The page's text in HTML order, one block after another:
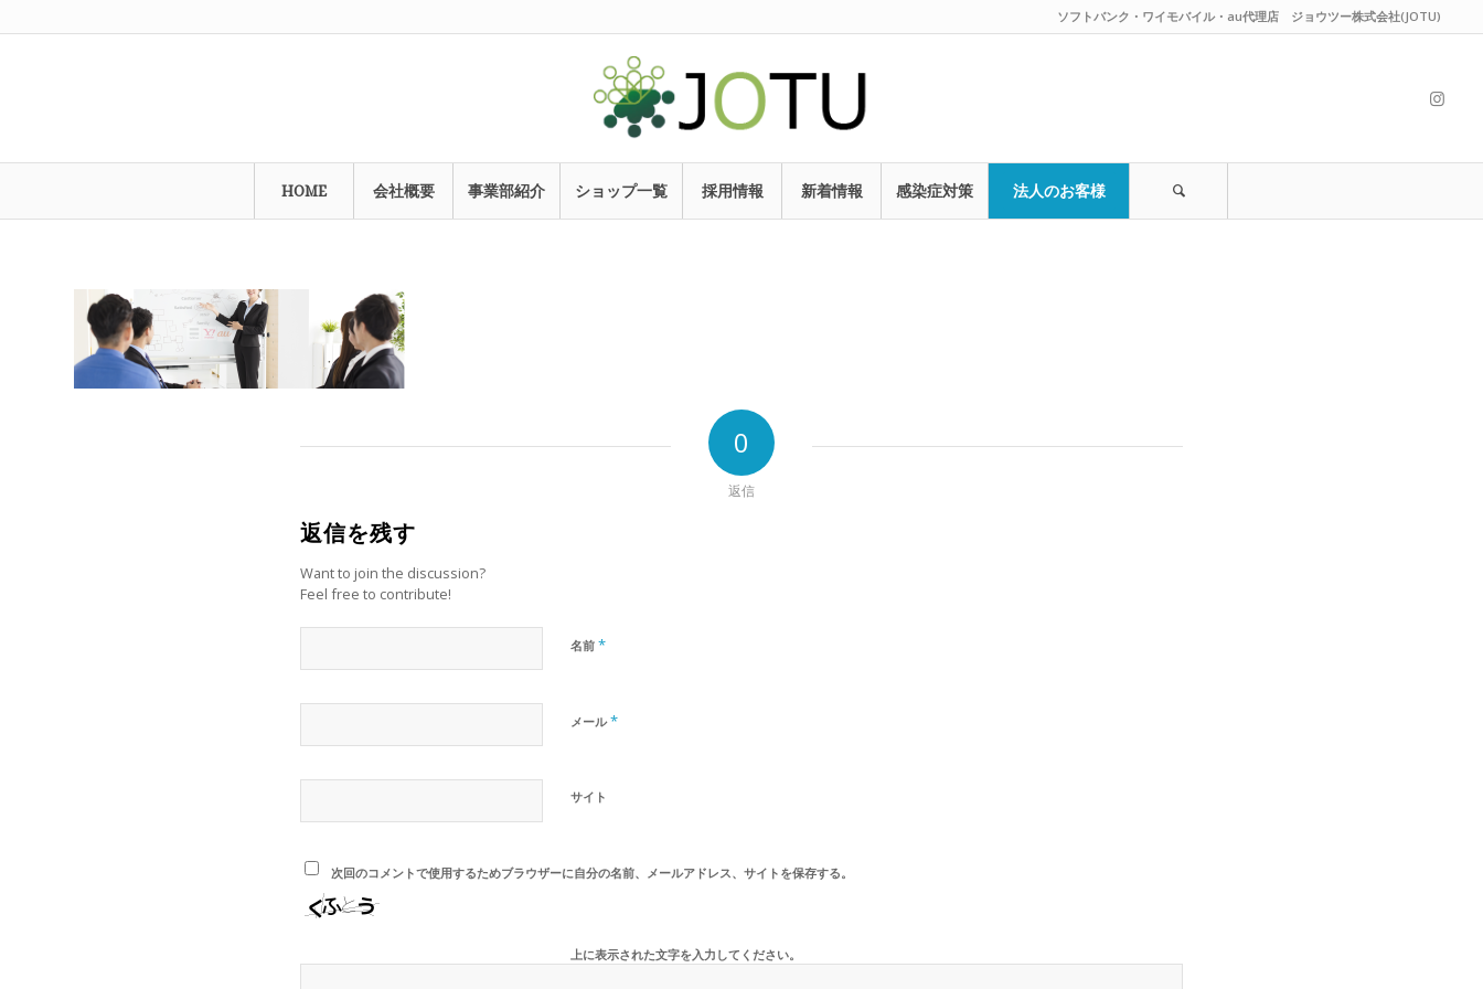
ソフトバンク・ワイモバイル・au代理店 ジョウツー株式会社(JOTU)
HOME 会社概要 事業部紹介 ショップ一覧 採用情報 新着情報 感染症対策 法人のお客様
0
返信
返信を残す
Want to join the discussion?
Feel free to contribute!
名前 *
メール*
サイト
次回のコメントで使用するためブラウザーに自分の名前、メールアドレス、サイトを保存する。
上に表示された文字を入力してください。